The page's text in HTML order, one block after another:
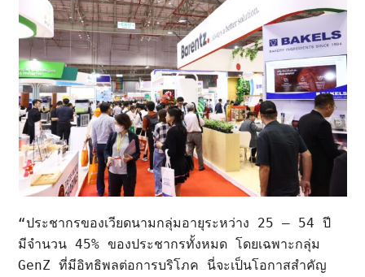
“ประชากรของเวียดนามกลุ่มอายุระหว่าง 25 – 54 ปี
มีจำนวน 45% ของประชากรทั้งหมด โดยเฉพาะกลุ่ม
GenZ ที่มีอิทธิพลต่อการบริโภค นี่จะเป็นโอกาสสำคัญ